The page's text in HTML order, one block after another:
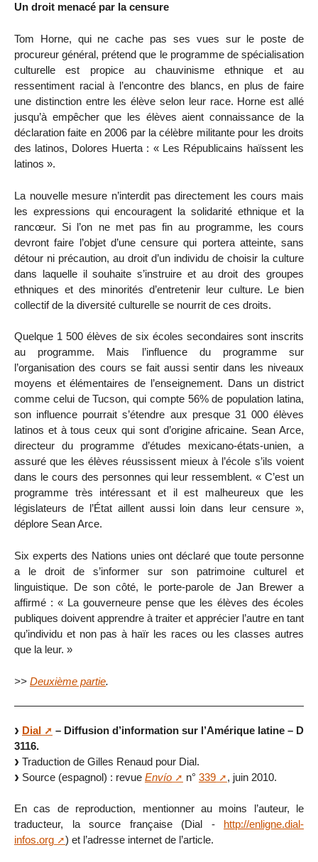
Un droit menacé par la censure
Tom Horne, qui ne cache pas ses vues sur le poste de
procureur général, prétend que le programme de spécialisation
culturelle est propice au chauvinisme ethnique et au
ressentiment racial à l’encontre des blancs, en plus de faire
une distinction entre les élève selon leur race. Horne est allé
jusqu’à empêcher que les élèves aient connaissance de la
déclaration faite en 2006 par la célèbre militante pour les droits
des latinos, Dolores Huerta : « Les Républicains haïssent les
latinos ».
La nouvelle mesure n’interdit pas directement les cours mais
les expressions qui encouragent la solidarité ethnique et la
rancœur. Si l’on ne met pas fin au programme, les cours
devront faire l’objet d’une censure qui portera atteinte, sans
détour ni précaution, au droit d’un individu de choisir la culture
dans laquelle il souhaite s’instruire et au droit des groupes
ethniques et des minorités d’entretenir leur culture. Le bien
collectif de la diversité culturelle se nourrit de ces droits.
Quelque 1 500 élèves de six écoles secondaires sont inscrits
au programme. Mais l’influence du programme sur
l’organisation des cours se fait aussi sentir dans les niveaux
moyens et élémentaires de l’enseignement. Dans un district
comme celui de Tucson, qui compte 56% de population latina,
son influence pourrait s’étendre aux presque 31 000 élèves
latinos et à tous ceux qui sont d’origine africaine. Sean Arce,
directeur du programme d’études mexicano-états-unien, a
assuré que les élèves réussissent mieux à l’école s’ils voient
dans le cours des personnes qui leur ressemblent. « C’est un
programme très intéressant et il est malheureux que les
législateurs de l’État aillent aussi loin dans leur censure »,
déplore Sean Arce.
Six experts des Nations unies ont déclaré que toute personne
a le droit de s’informer sur son patrimoine culturel et
linguistique. De son côté, le porte-parole de Jan Brewer a
affirmé : « La gouverneure pense que les élèves des écoles
publiques doivent apprendre à traiter et apprécier l’autre en tant
qu’individu et non pas à haïr les races ou les classes autres
que la leur. »
>> Deuxième partie.
Dial
– Diffusion d’information sur l’Amérique latine – D
3116.
Traduction de Gilles Renaud pour Dial.
Source (espagnol) : revue Envío n° 339 , juin 2010.
En cas de reproduction, mentionner au moins l’auteur, le
traducteur, la source française (Dial -
http://enligne.dial-
infos.org
) et l’adresse internet de l’article.